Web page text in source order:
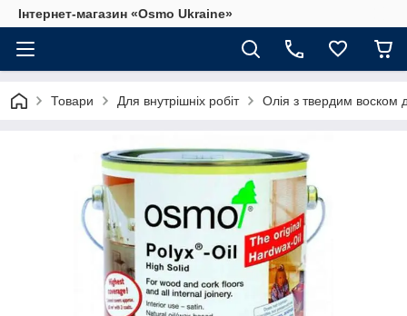
Інтернет-магазин «Osmo Ukraine»
Товари Для внутрішніх робіт Олія з твердим воском